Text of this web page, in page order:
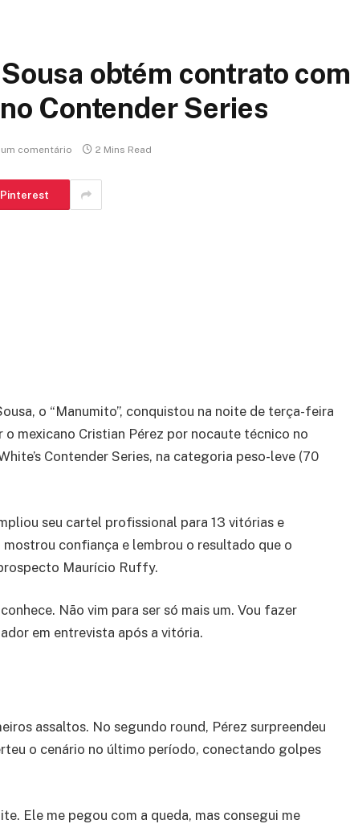
obtém contrato com
Contender Series
comentário 2 Mins Read
Pinterest
o “Manumito”, conquistou na noite de terça-feira
mexicano Cristian Pérez por nocaute técnico no
Contender Series, na categoria peso-leve (70
seu cartel profissional para 13 vitórias e
confiança e lembrou o resultado que o
Maurício Ruffy.
Não vim para ser só mais um. Vou fazer
em entrevista após a vitória.
assaltos. No segundo round, Pérez surpreendeu
o cenário no último período, conectando golpes
Ele me pegou com a queda, mas consegui me